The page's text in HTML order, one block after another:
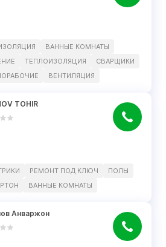
ВАННЫЕ КОМНАТЫ
ТЕПЛОИЗОЛЯЦИЯ
СВАРЩИКИ
ВЕНТИЛЯЦИЯ
TOHIR
РЕМОНТ ПОД КЛЮЧ
ПОЛЫ
ВАННЫЕ КОМНАТЫ
Анваржон